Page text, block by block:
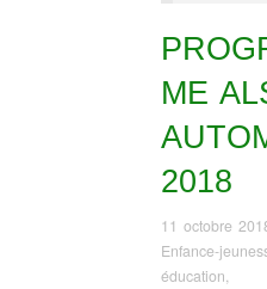
ME
2018
11 octobre
Enfance-
éducation,